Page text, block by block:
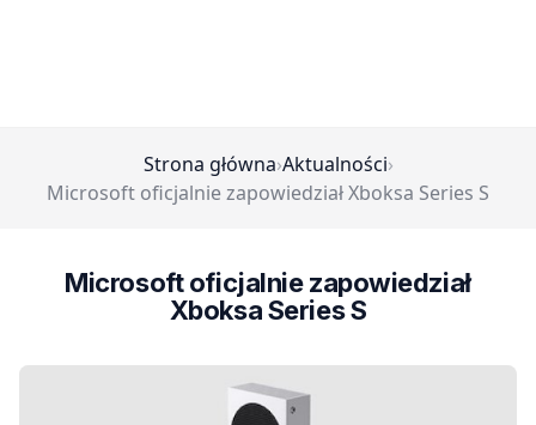
Strona główna›Aktualności›
Microsoft oficjalnie zapowiedział Xboksa Series S
Microsoft oficjalnie zapowiedział
Xboksa Series S